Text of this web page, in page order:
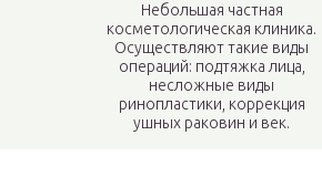
Небольшая частная
косметологическая клиника.
Осуществляют такие виды
операций: подтяжка лица,
несложные виды
ринопластики, коррекция
ушных раковин и век.